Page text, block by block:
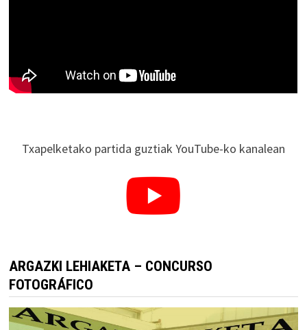
Txapelketako partida guztiak YouTube-ko kanalean
ARGAZKI LEHIAKETA – CONCURSO
FOTOGRÁFICO